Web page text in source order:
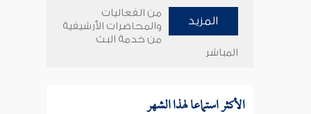
المزيد
من الفعاليات
والمحاضرات الأرشيفية
من خدمة البث
المباشر
الأكثر استماعا لهذا الشهر